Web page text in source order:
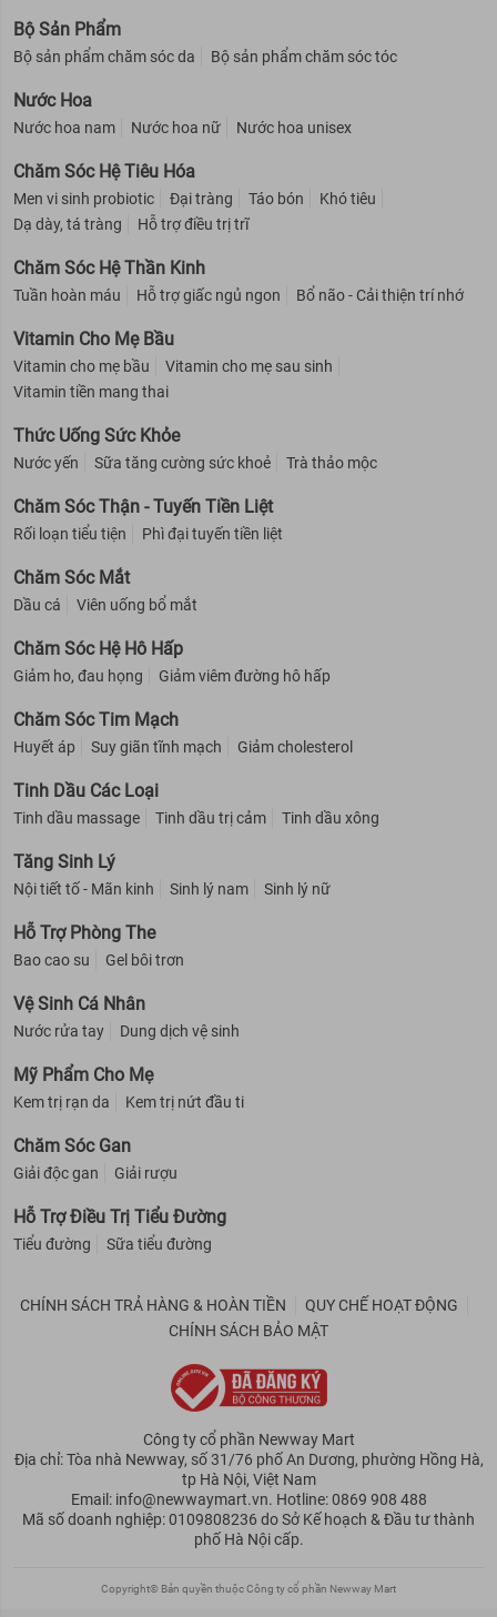
Bộ Sản Phẩm
Bộ sản phẩm chăm sóc da Bộ sản phẩm chăm sóc tóc
Nước Hoa
Nước hoa nam Nước hoa nữ Nước hoa unisex
Chăm Sóc Hệ Tiêu Hóa
Men vi sinh probiotic Đại tràng Táo bón
Khó tiêu
Dạ dày, tá tràng
Hỗ trợ điều trị trĩ
Chăm Sóc Hệ Thần Kinh
Tuần hoàn máu Hỗ trợ giấc ngủ ngon Bổ não - Cải thiện trí nhớ
Vitamin Cho Mẹ Bầu
Vitamin cho mẹ bầu
Vitamin cho mẹ sau sinh
Vitamin tiền mang thai
Thức Uống Sức Khỏe
Nước yến Sữa tăng cường sức khoẻ Trà thảo mộc
Chăm Sóc Thận - Tuyến Tiền Liệt
Rối loạn tiểu tiện Phì đại tuyến tiền liệt
Chăm Sóc Mắt
Dầu cá Viên uống bổ mắt
Chăm Sóc Hệ Hô Hấp
Giảm ho, đau họng Giảm viêm đường hô hấp
Chăm Sóc Tim Mạch
Huyết áp Suy giãn tĩnh mạch Giảm cholesterol
Tinh Dầu Các Loại
Tinh dầu massage Tinh dầu trị cảm Tinh dầu xông
Tăng Sinh Lý
Nội tiết tố - Mãn kinh Sinh lý nam Sinh lý nữ
Hỗ Trợ Phòng The
Bao cao su Gel bôi trơn
Vệ Sinh Cá Nhân
Nước rửa tay Dung dịch vệ sinh
Mỹ Phẩm Cho Mẹ
Kem trị rạn da Kem trị nứt đầu ti
Chăm Sóc Gan
Giải độc gan Giải rượu
Hỗ Trợ Điều Trị Tiểu Đường
Tiểu đường Sữa tiểu đường
CHÍNH SÁCH TRẢ HÀNG & HOÀN TIỀN
QUY CHẾ HOẠT ĐỘNG
CHÍNH SÁCH BẢO MẬT
Công ty cổ phần Newway Mart
Địa chỉ: Tòa nhà Newway, số 31/76 phố An Dương, phường Hồng Hà,
tp Hà Nội, Việt Nam
Email: info@newwaymart.vn. Hotline: 0869 908 488
Mã số doanh nghiệp: 0109808236 do Sở Kế hoạch & Đầu tư thành
phố Hà Nội cấp.
Copyright© Bản quyền thuộc Công ty cổ phần Newway Mart